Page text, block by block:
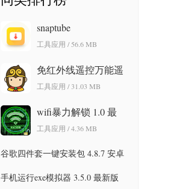
snaptube
7.64.1.76402001 安卓
工具应用 / 56.6 MB
免红外线遥控万能遥
控app 3.9.8.420 安卓
工具应用 / 31.03 MB
wifi暴力解锁 1.0 最
新版
工具应用 / 4.36 MB
谷歌四件套一键安装包 4.8.7 安卓
手机运行exe模拟器 3.5.0 最新版